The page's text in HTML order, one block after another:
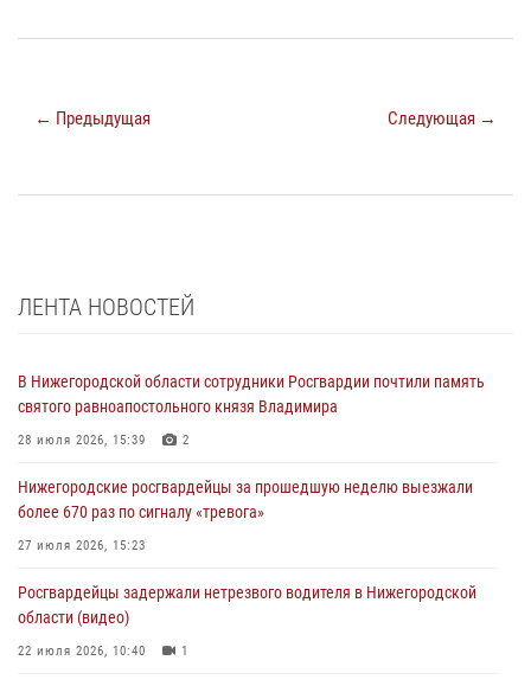
← Предыдущая Следующая →
ЛЕНТА НОВОСТЕЙ
В Нижегородской области сотрудники Росгвардии почтили память
святого равноапостольного князя Владимира
28 июля 2026, 15:39 2
Нижегородские росгвардейцы за прошедшую неделю выезжали
более 670 раз по сигналу «тревога»
27 июля 2026, 15:23
Росгвардейцы задержали нетрезвого водителя в Нижегородской
области (видео)
22 июля 2026, 10:40 1